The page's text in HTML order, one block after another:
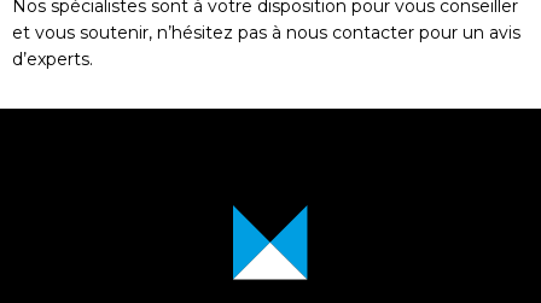
Nos spécialistes sont à votre disposition pour vous conseiller
et vous soutenir, n’hésitez pas à nous contacter pour un avis
d’experts.